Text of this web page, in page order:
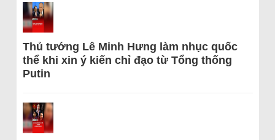
Thủ tướng Lê Minh Hưng làm nhục quốc
thể khi xin ý kiến chỉ đạo từ Tổng thống
Putin